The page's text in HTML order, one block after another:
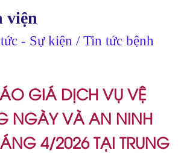
viện
- Sự kiện / Tin tức bệnh
GIÁ DỊCH VỤ VỆ
NGÀY VÀ AN NINH
4/2026 TẠI TRUNG